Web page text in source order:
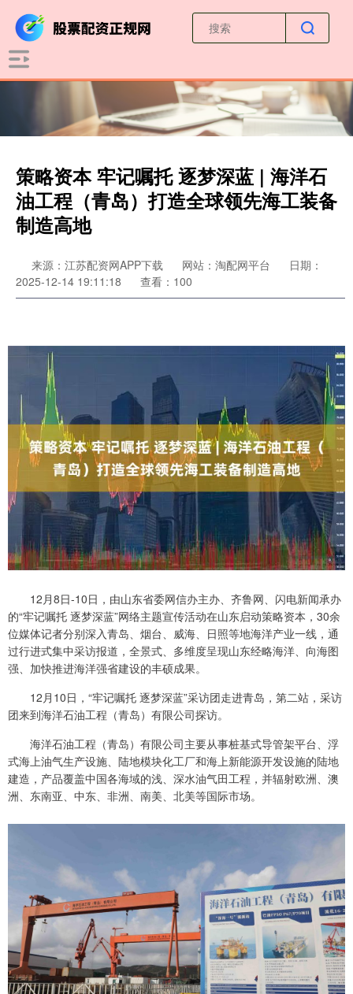
策略资本 牢记嘱托 逐梦深蓝 | 海洋石
油工程（青岛）打造全球领先海工装备
制造高地
来源：江苏配资网APP下载 网站：淘配网平台
日期：
2025-12-14 19:11:18
查看：100
12月8日-10日，由山东省委网信办主办、齐鲁网、闪电新闻承办
的“牢记嘱托 逐梦深蓝”网络主题宣传活动在山东启动策略资本，30余
位媒体记者分别深入青岛、烟台、威海、日照等地海洋产业一线，通
过行进式集中采访报道，全景式、多维度呈现山东经略海洋、向海图
强、加快推进海洋强省建设的丰硕成果。
12月10日，“牢记嘱托 逐梦深蓝”采访团走进青岛，第二站，采访
团来到海洋石油工程（青岛）有限公司探访。
海洋石油工程（青岛）有限公司主要从事桩基式导管架平台、浮
式海上油气生产设施、陆地模块化工厂和海上新能源开发设施的陆地
建造，产品覆盖中国各海域的浅、深水油气田工程，并辐射欧洲、澳
洲、东南亚、中东、非洲、南美、北美等国际市场。